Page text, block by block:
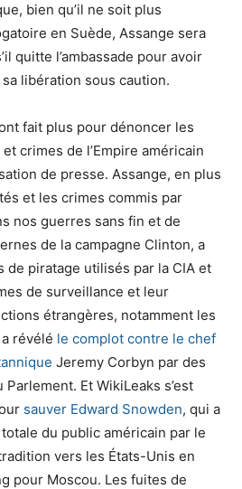
bien qu’il ne soit plus
en Suède, Assange sera
quitte l’ambassade pour avoir
libération sous caution.
fait plus pour dénoncer les
crimes de l’Empire américain
de presse. Assange, en plus
et les crimes commis par
nos guerres sans fin et de
de la campagne Clinton, a
de piratage utilisés par la CIA et
de surveillance et leur
étrangères, notamment les
révélé le complot contre le chef
Jeremy Corbyn par des
Et WikiLeaks s’est
sauver Edward Snowden, qui a
du public américain par le
vers les États-Unis en
pour Moscou. Les fuites de